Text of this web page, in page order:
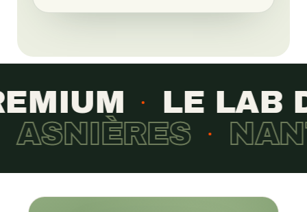
•
LE LAB
• ASNIÈRES •